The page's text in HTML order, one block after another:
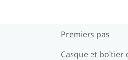
Premiers pas
Casque et boîtier